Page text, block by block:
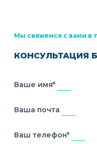
Мы свяжемся с вами в
КОНСУЛЬТАЦИЯ
Ваше имя*
Ваша почта
Ваш телефон*